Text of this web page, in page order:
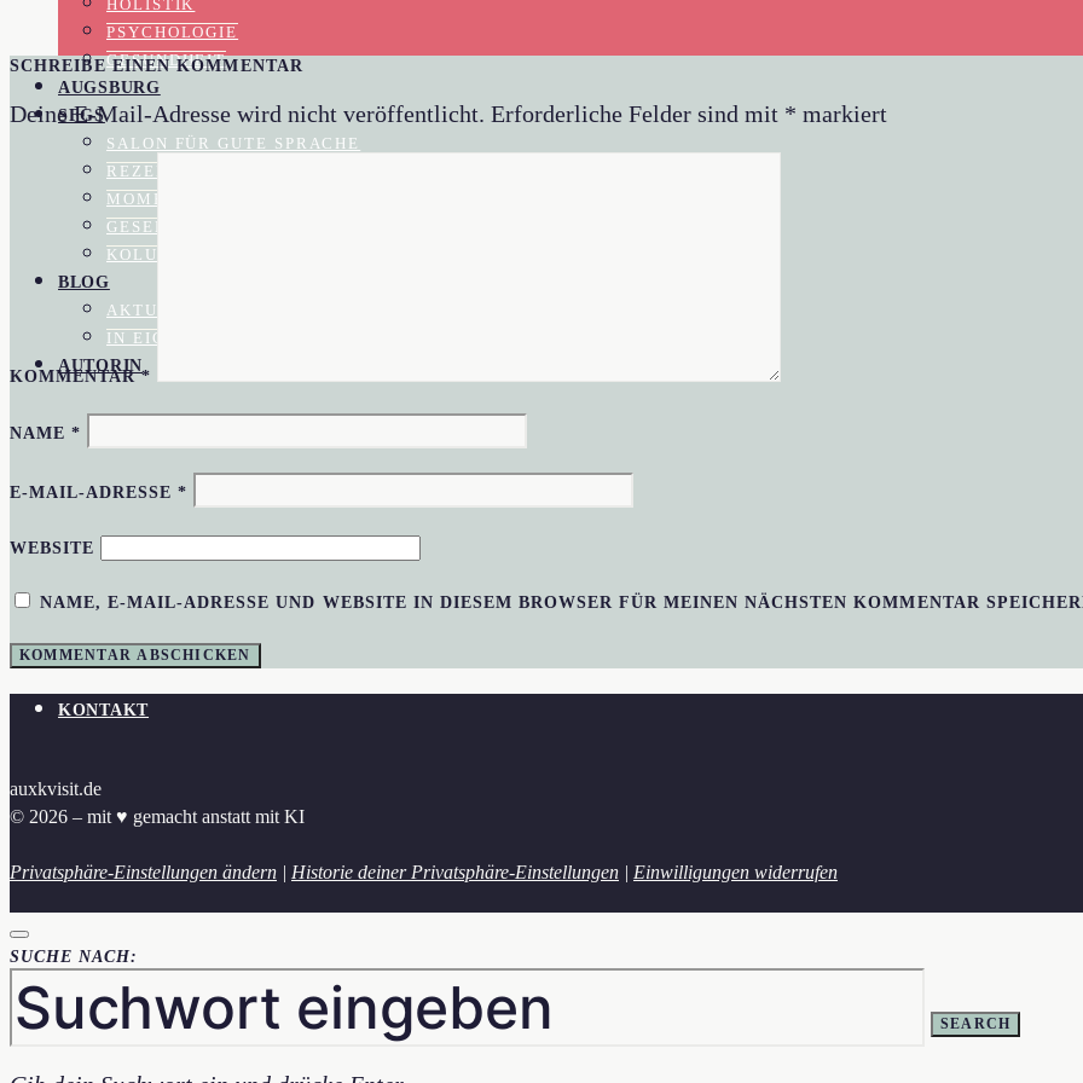
HOLISTIK
PSYCHOLOGIE
GESUNDHEIT
AUGSBURG
SFGS
SALON FÜR GUTE SPRACHE
REZENSIONEN
MOMENTAUFNAHME
GESELLSCHAFTSKRITIK
KOLUMNEN
BLOG
AKTUELL IM BLOGAZINE
IN EIGENER SACHE
AUTORIN
SCHREIBE EINEN KOMMENTAR
Deine E-Mail-Adresse wird nicht veröffentlicht. Erforderliche Felder sind mit * markiert
KOMMENTAR*
NAME*
E-MAIL-ADRESSE*
WEBSITE
NAME, E-MAIL-ADRESSE UND WEBSITE IN DIESEM BROWSER FÜR MEINEN NÄCHSTEN KOMMENTAR
KONTAKT
auxkvisit.de
© 2026 – mit ♥︎ gemacht anstatt mit KI
Privatsphäre-Einstellungen ändern | Historie deiner Privatsphäre-Einstellungen | Einwilligungen widerrufen
SUCHE NACH:
SEARCH